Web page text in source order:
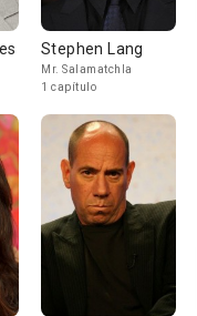
Stephen Lang
Mr. Salamatchla
1 capítulo